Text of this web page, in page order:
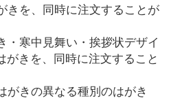
きを、同時に注文することが
寒中見舞い・挨拶状デザイ
がきを、同時に注文すること
きの異なる種別のはがき